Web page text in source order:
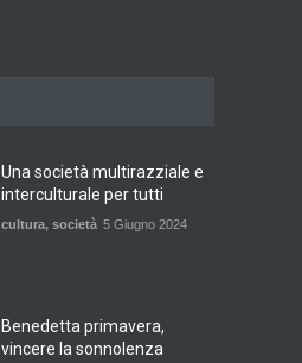
Una società multirazziale e
interculturale per tutti
cultura, società 5 Giugno 2024
Benedetta primavera,
vincere la sonnolenza